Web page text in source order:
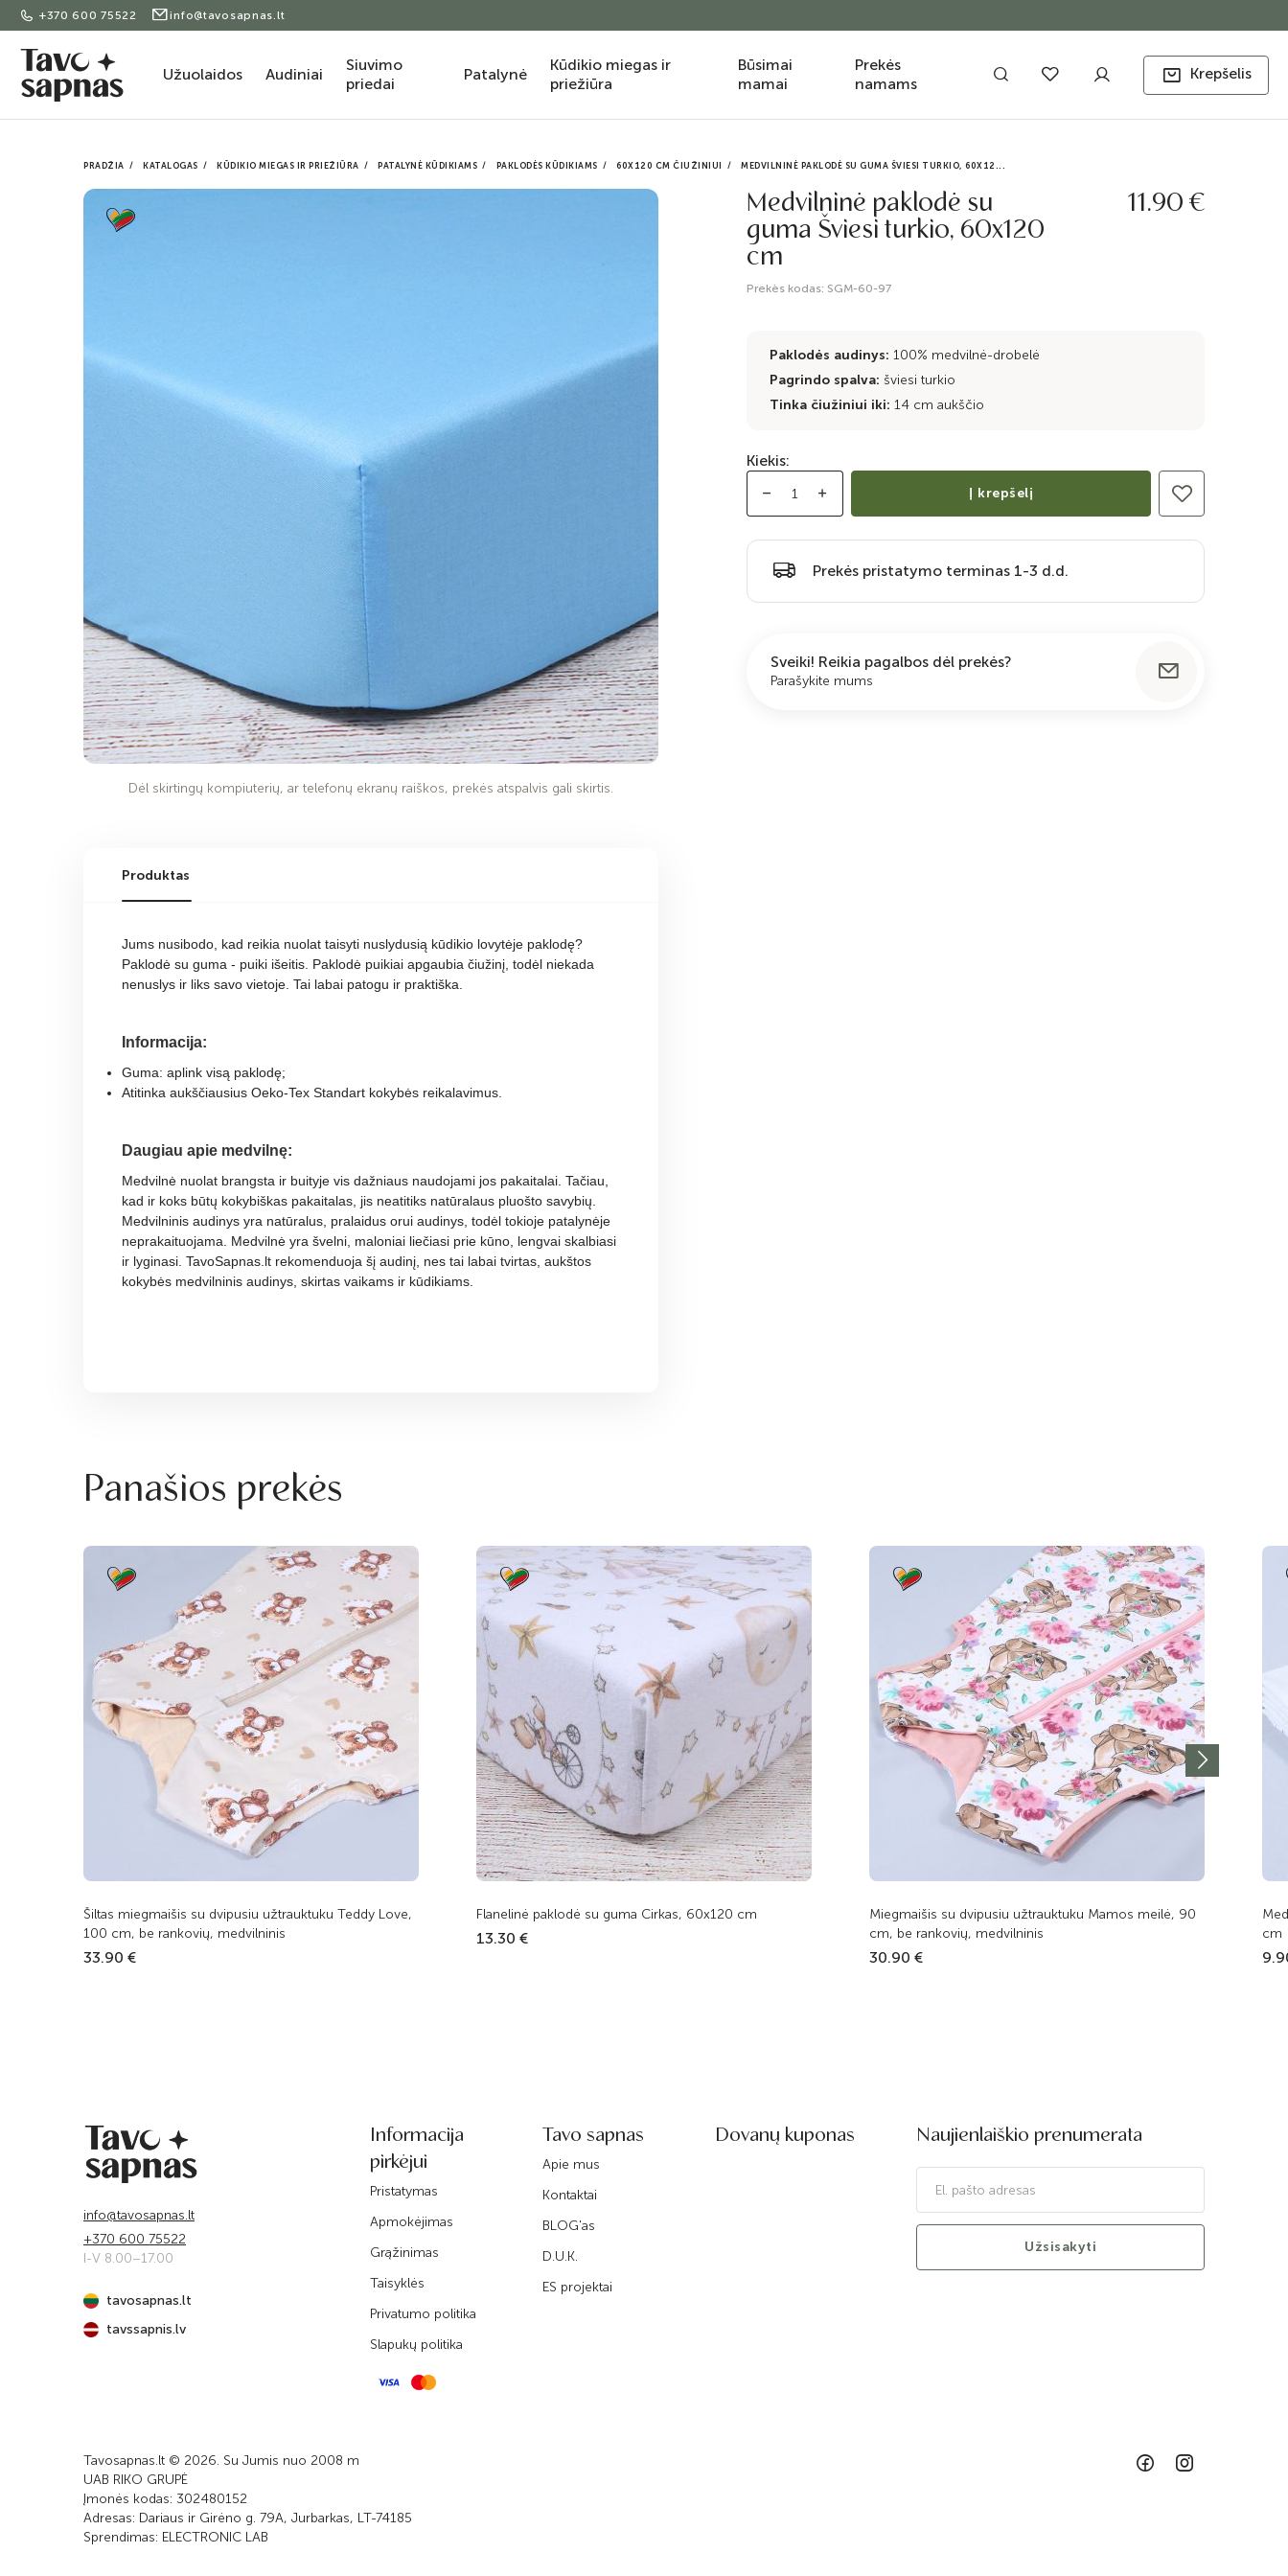
+370 600 75522 info@tavosapnas.lt
Užuolaidos Audiniai
Siuvimo
priedai
Patalynė
Kūdikio miegas ir
priežiūra
Būsimai
mamai
Prekės
namams
Krepšelis
PRADŽIA KATALOGAS KŪDIKIO MIEGAS IR PRIEŽIŪRA PATALYNĖ KŪDIKIAMS PAKLODĖS KŪDIKIAMS 60X120 CM ČIUŽINIUI MEDVILNINĖ PAKLODĖ SU GUMA ŠVIESI TURKIO, 60X12...
Dėl skirtingų kompiuterių, ar telefonų ekranų raiškos, prekės atspalvis gali skirtis.
Medvilninė paklodė su
guma Šviesi turkio, 60x120
cm
Prekės kodas: SGM-60-97
11.90 €
Paklodės audinys: 100% medvilnė-drobelė
Pagrindo spalva: šviesi turkio
Tinka čiužiniui iki: 14 cm aukščio
Kiekis:
Į krepšelį
Prekės pristatymo terminas 1-3 d.d.
Sveiki! Reikia pagalbos dėl prekės?
Parašykite mums
Produktas
Jums nusibodo, kad reikia nuolat taisyti nuslydusią kūdikio lovytėje paklodę?
Paklodė su guma - puiki išeitis. Paklodė puikiai apgaubia čiužinį, todėl niekada
nenuslys ir liks savo vietoje. Tai labai patogu ir praktiška.
Informacija:
Guma: aplink visą paklodę;
Atitinka aukščiausius Oeko-Tex Standart kokybės reikalavimus.
Daugiau apie medvilnę:
Medvilnė nuolat brangsta ir buityje vis dažniaus naudojami jos pakaitalai. Tačiau,
kad ir koks būtų kokybiškas pakaitalas, jis neatitiks natūralaus pluošto savybių.
Medvilninis audinys yra natūralus, pralaidus orui audinys, todėl tokioje patalynėje
neprakaituojama. Medvilnė yra švelni, maloniai liečiasi prie kūno, lengvai skalbiasi
ir lyginasi. TavoSapnas.lt rekomenduoja šį audinį, nes tai labai tvirtas, aukštos
kokybės medvilninis audinys, skirtas vaikams ir kūdikiams.
Panašios prekės
Šiltas miegmaišis su dvipusiu užtrauktuku Teddy Love,
100 cm, be rankovių, medvilninis
33.90 €
Flanelinė paklodė su guma Cirkas, 60x120 cm
13.30 €
Miegmaišis su dvipusiu užtrauktuku Mamos meilė, 90
cm, be rankovių, medvilninis
30.90 €
cm
Naujienlaiškio prenumerata
Užsisakyti
Informacija
pirkėjui
Pristatymas
Apmokėjimas
Grąžinimas
Taisyklės
Privatumo politika
Slapukų politika
Tavo sapnas
Apie mus
Kontaktai
BLOG'as
D.U.K.
ES projektai
Dovanų kuponas
info@tavosapnas.lt
+370 600 75522
I-V 8.00–17.00
tavosapnas.lt
tavssapnis.lv
Tavosapnas.lt © 2026. Su Jumis nuo 2008 m
UAB RIKO GRUPĖ
Įmonės kodas: 302480152
Adresas: Dariaus ir Girėno g. 79A, Jurbarkas, LT-74185
Sprendimas: ELECTRONIC LAB